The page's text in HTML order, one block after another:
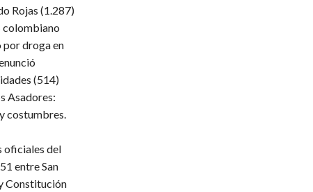
Rojas (1.287)
colombiano
droga en
(514)
Asadores:
costumbres.
oficiales del
entre San
Constitución